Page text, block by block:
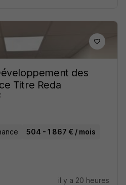
des
Titre Reda
504 - 1 867 € / mois
il y a 20 heures